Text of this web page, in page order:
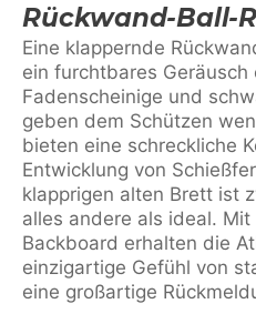
Rückwand-Ball-
Eine klappernde
ein furchtbares Geräusch
Fadenscheinige und
geben dem Schützen
bieten eine schreckliche
Entwicklung von
klapprigen alten Brett ist
alles andere als ideal. Mit
Backboard erhalten die
einzigartige Gefühl von
eine großartige